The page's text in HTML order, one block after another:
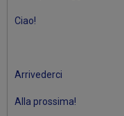
Ciao!
Arrivederci
Alla prossima!